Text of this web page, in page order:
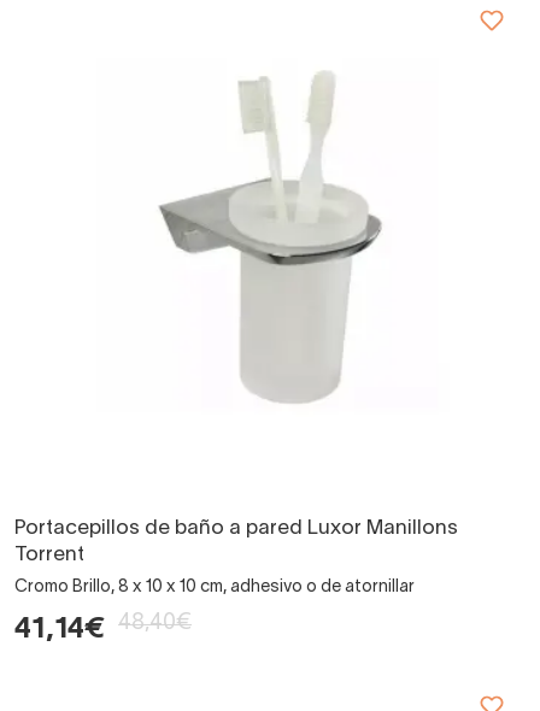
Portacepillos de baño a pared Luxor Manillons
Torrent
Cromo Brillo, 8 x 10 x 10 cm, adhesivo o de atornillar
41,14€ 48,40€